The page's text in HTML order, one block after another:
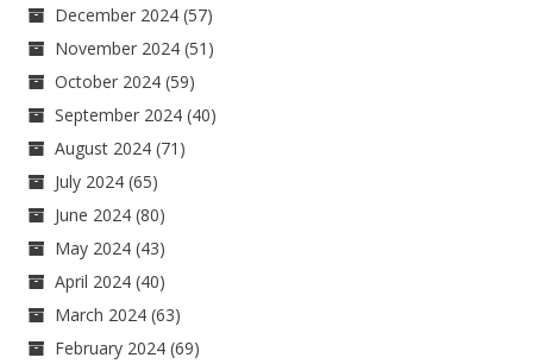
December 2024 (57)
November 2024 (51)
October 2024 (59)
September 2024 (40)
August 2024 (71)
July 2024 (65)
June 2024 (80)
May 2024 (43)
April 2024 (40)
March 2024 (63)
February 2024 (69)